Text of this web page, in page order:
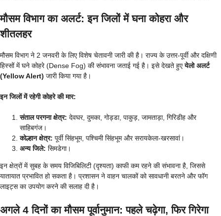
मौसम विभाग का अलर्ट: इन जिलों में घना कोहरा और
शीतलहर
मौसम विभाग ने 2 जनवरी के लिए विशेष चेतावनी जारी की है। राज्य के उत्तर-पूर्वी और दक्षिणी
हिस्सों में घने कोहरे (Dense Fog) की संभावना जताई गई है। इसे देखते हुएयेलो अलर्ट
(Yellow Alert) जारी किया गया है।
इन जिलों में रहेगी कोहरे की मार:
संताल परगना क्षेत्र: देवघर, दुमका, गोड्डा, पाकुड़, जामताड़ा, गिरिडीह और
साहिबगंज।
कोल्हान क्षेत्र: पूर्वी सिंहभूम, पश्चिमी सिंहभूम और सरायकेला-खरसावां।
अन्य जिले: सिमडेगा।
इन क्षेत्रों में सुबह के समय विजिबिलिटी (दृश्यता) काफी कम रहने की संभावना है, जिससे
यातायात प्रभावित हो सकता है। प्रशासन ने वाहन चालकों को सावधानी बरतने और फॉग
लाइट्स का उपयोग करने की सलाह दी है।
अगले 4 दिनों का मौसम पूर्वानुमान: पहले चढ़ेगा, फिर गिरेगा